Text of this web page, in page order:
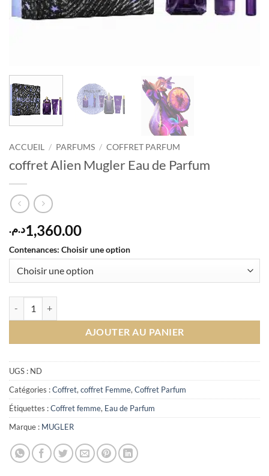
ACCUEIL / PARFUMS / COFFRET PARFUM
coffret Alien Mugler Eau de Parfum
1,360.00د.م.
Contenances: Choisir une option
AJOUTER AU PANIER
UGS : ND
Catégories :Coffret, coffret Femme, Coffret Parfum
Étiquettes :Coffret femme, Eau de Parfum
Marque : MUGLER